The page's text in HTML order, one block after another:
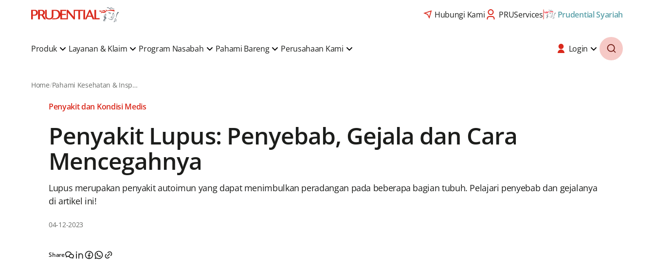
Hubungi Kami PRUServices Prudential Syariah
Produk Layanan & Klaim Program Nasabah Pahami Bareng Perusahaan Kami Login
Home Pahami Kesehatan & Inspirasi Gaya Hidup
Penyakit dan Kondisi Medis
Penyakit Lupus: Penyebab, Gejala dan Cara
Mencegahnya
Lupus merupakan penyakit autoimun yang dapat menimbulkan peradangan pada beberapa bagian tubuh. Pelajari penyebab dan gejalanya
di artikel ini!
04-12-2023
Share